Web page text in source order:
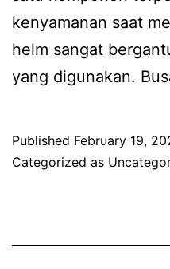
kenyamanan saat
helm sangat
yang digunakan.
Published February 19,
Categorized as